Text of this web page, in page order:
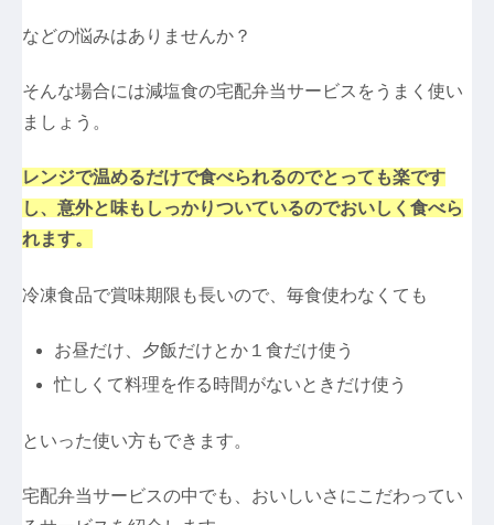
などの悩みはありませんか？
そんな場合には減塩食の宅配弁当サービスをうまく使い
ましょう。
レンジで温めるだけで食べられるのでとっても楽です
し、意外と味もしっかりついているのでおいしく食べら
れます。
冷凍食品で賞味期限も長いので、毎食使わなくても
お昼だけ、夕飯だけとか１食だけ使う
忙しくて料理を作る時間がないときだけ使う
といった使い方もできます。
宅配弁当サービスの中でも、おいしいさにこだわってい